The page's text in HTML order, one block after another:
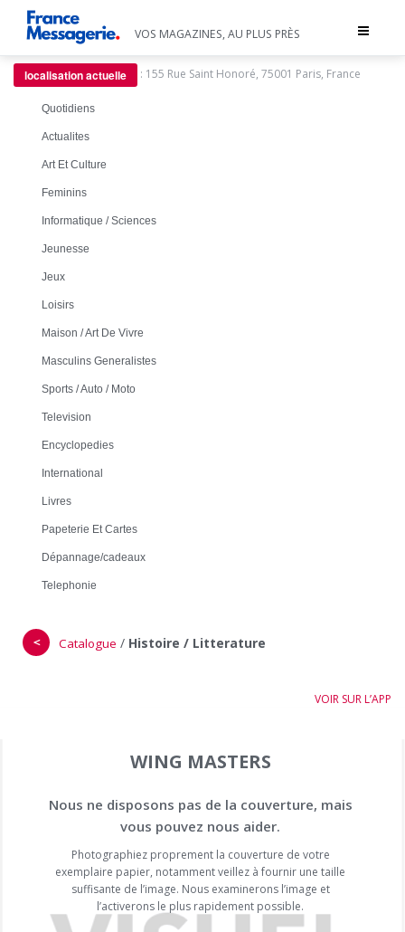
Toggle
VOS MAGAZINES, AU PLUS PRÈS
localisation actuelle : 155 Rue Saint Honoré, 75001 Paris, France
Quotidiens
Actualites
Art Et Culture
Feminins
Informatique / Sciences
Jeunesse
Jeux
Loisirs
Maison / Art De Vivre
Masculins Generalistes
Sports / Auto / Moto
Television
Encyclopedies
International
Livres
Papeterie Et Cartes
Dépannage/cadeaux
Telephonie
＜ Catalogue / Histoire / Litterature
VOIR SUR L’APP
WING MASTERS
Nous ne disposons pas de la couverture, mais
vous pouvez nous aider.
Photographiez proprement la couverture de votre
exemplaire papier, notamment veillez à fournir une taille
suffisante de l’image. Nous examinerons l’image et
l’activerons le plus rapidement possible.